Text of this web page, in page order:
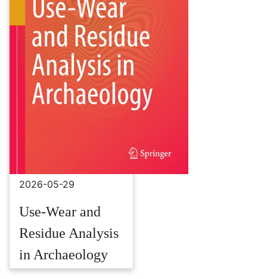
2026-05-29
Use-Wear and
Residue Analysis
in Archaeology